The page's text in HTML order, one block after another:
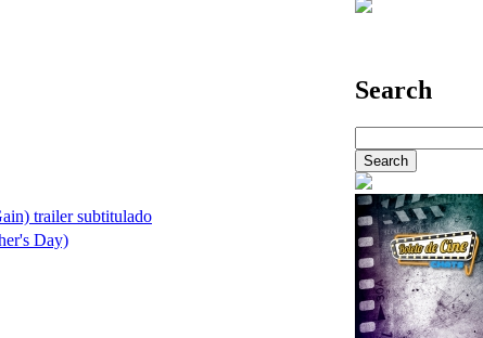
trailer subtitulado
Day)
Search